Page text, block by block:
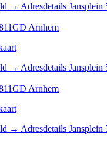
→ Adresdetails
Arnhem
→ Adresdetails
Arnhem
→ Adresdetails